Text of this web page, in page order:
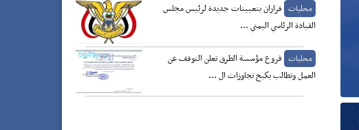
محليات قراران بتعيينات جديدة لرئيس مجلس
القيادة الرئاسي اليمني ...
محليات فروع مؤسسة الطرق تعلن التوقف عن
العمل وتطالب بكبح تجاوزات ال ...